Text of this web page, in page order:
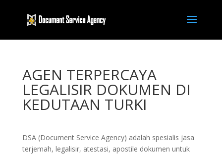
AGEN TERPERCAYA
LEGALISIR DOKUMEN DI
KEDUTAAN TURKI
DSA (Document Service Agency) adalah spesialis jasa
terjemah, legalisir, atestasi, apostile dokumen untuk